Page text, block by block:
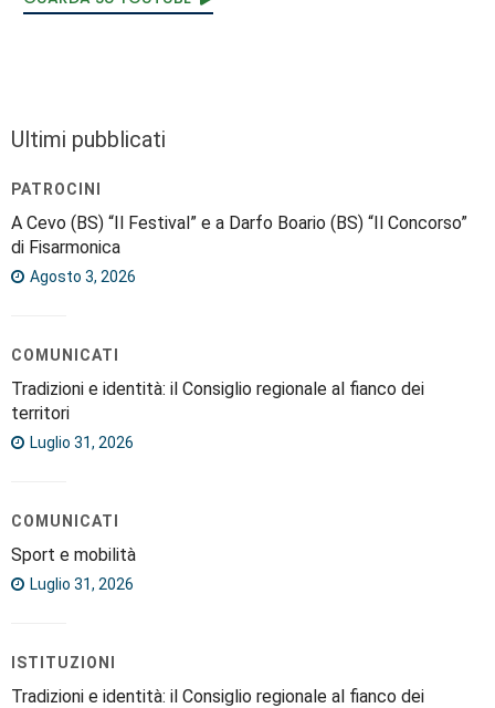
Ultimi pubblicati
PATROCINI
A Cevo (BS) “Il Festival” e a Darfo Boario (BS) “Il Concorso”
di Fisarmonica
Agosto 3, 2026
COMUNICATI
Tradizioni e identità: il Consiglio regionale al fianco dei
territori
Luglio 31, 2026
COMUNICATI
Sport e mobilità
Luglio 31, 2026
ISTITUZIONI
Tradizioni e identità: il Consiglio regionale al fianco dei